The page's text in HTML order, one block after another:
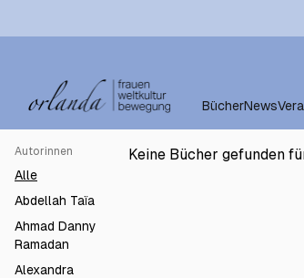
BücherNews
Autorinnen
Alle
Abdellah Taïa
Ahmad Danny
Ramadan
Alexandra
Keine Bücher gefunden